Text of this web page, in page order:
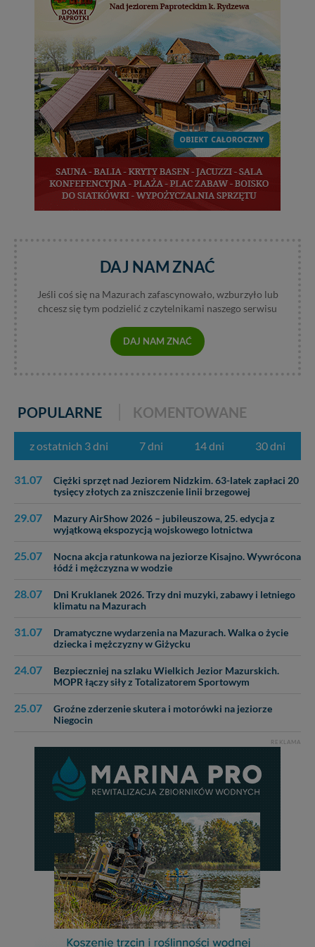
DAJ NAM ZNAĆ
Jeśli coś się na Mazurach zafascynowało, wzburzyło lub
chcesz się tym podzielić z czytelnikami naszego serwisu
DAJ NAM ZNAĆ
POPULARNE KOMENTOWANE
z ostatnich 3 dni 7 dni 14 dni 30 dni
31.07
Ciężki sprzęt nad Jeziorem Nidzkim. 63-latek zapłaci 20
tysięcy złotych za zniszczenie linii brzegowej
29.07
Mazury AirShow 2026 – jubileuszowa, 25. edycja z
wyjątkową ekspozycją wojskowego lotnictwa
25.07
Nocna akcja ratunkowa na jeziorze Kisajno. Wywrócona
łódź i mężczyzna w wodzie
28.07
Dni Kruklanek 2026. Trzy dni muzyki, zabawy i letniego
klimatu na Mazurach
31.07
Dramatyczne wydarzenia na Mazurach. Walka o życie
dziecka i mężczyzny w Giżycku
24.07
Bezpieczniej na szlaku Wielkich Jezior Mazurskich.
MOPR łączy siły z Totalizatorem Sportowym
25.07
Groźne zderzenie skutera i motorówki na jeziorze
Niegocin
REKLAMA